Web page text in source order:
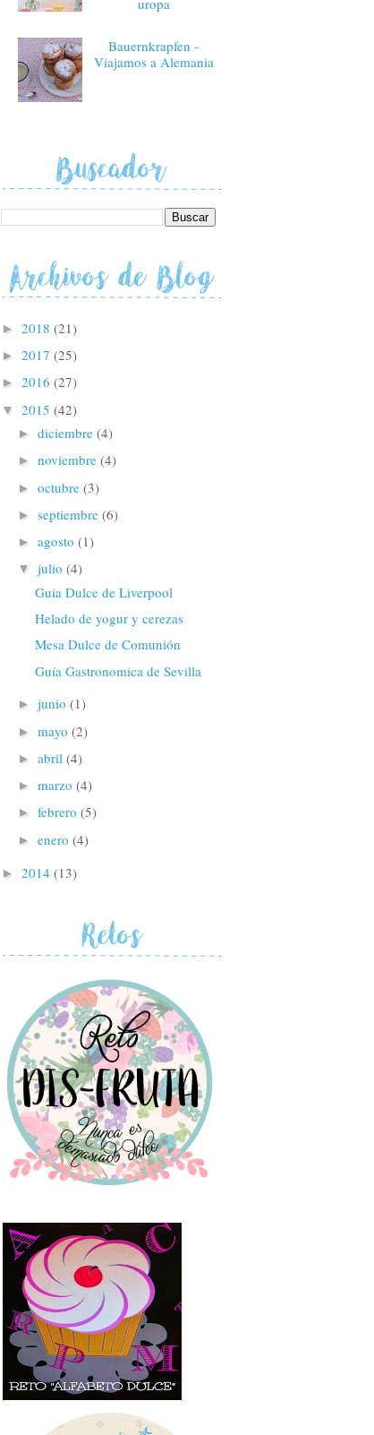
Bauernkrapfen -
Viajamos a Alemania
► 2018 (21)
► 2017 (25)
► 2016 (27)
▼ 2015 (42)
► diciembre (4)
► noviembre (4)
► octubre (3)
► septiembre (6)
► agosto (1)
▼ julio (4)
Guia Dulce de Liverpool
Helado de yogur y cerezas
Mesa Dulce de Comunión
Guía Gastronomica de Sevilla
► junio (1)
► mayo (2)
► abril (4)
► marzo (4)
► febrero (5)
► enero (4)
► 2014 (13)